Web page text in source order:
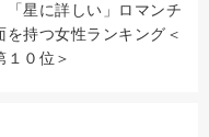
「星に詳しい」ロマンチ
を持つ女性ランキング＜
１０位＞